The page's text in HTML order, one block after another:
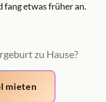
etwas früher an.
zu Hause?
mieten